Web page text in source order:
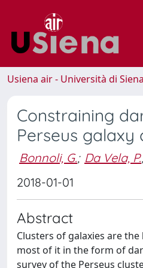
Usiena air - Università di Siena
Constraining
Perseus galaxy
Bonnoli, G.; Da Vela, P.;
2018-01-01
Abstract
Clusters of galaxies are
most of it in the form of
survey of the Perseus